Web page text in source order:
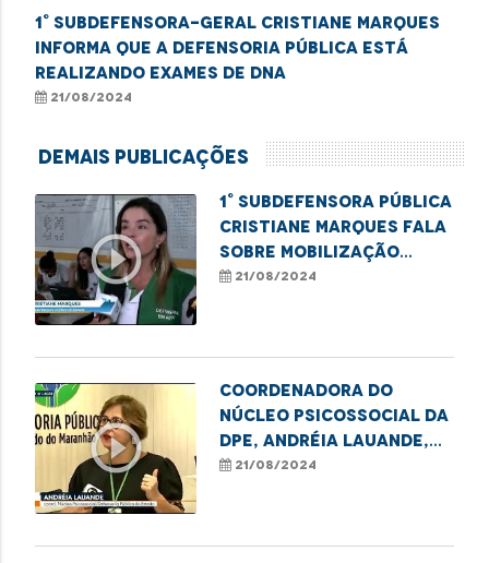
1° Subdefensora-geral Cristiane Marques
informa que a Defensoria Pública está
realizando exames de DNA
21/08/2024
Demais Publicações
play_circle_outline
1° Subdefensora Pública
Cristiane Marques fala
sobre mobilização
realizada na Cidade
21/08/2024
play_circle_outline
Coordenadora do
Núcleo Psicossocial da
DPE, Andréia Lauande,
fala sobre a população
21/08/2024